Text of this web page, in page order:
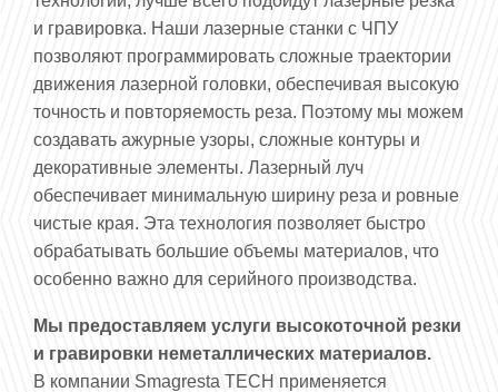
и гравировка. Наши лазерные станки с ЧПУ
позволяют программировать сложные траектории
движения лазерной головки, обеспечивая высокую
точность и повторяемость реза. Поэтому мы можем
создавать ажурные узоры, сложные контуры и
декоративные элементы. Лазерный луч
обеспечивает минимальную ширину реза и ровные
чистые края. Эта технология позволяет быстро
обрабатывать большие объемы материалов, что
особенно важно для серийного производства.
Мы предоставляем услуги высокоточной резки
и гравировки неметаллических материалов.
В компании Smagresta ТЕСН применяется